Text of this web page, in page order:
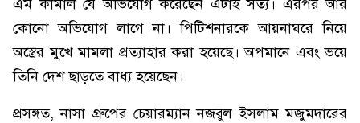
এম কামাল যে অভিযোগ করেছেন এটাই সত্য। এরপর আর
কোনো অভিযোগ লাগে না। পিটিশনারকে আয়নাঘরে নিয়ে
অস্ত্রের মুখে মামলা প্রত্যাহার করা হয়েছে। অপমানে এবং ভয়ে
তিনি দেশ ছাড়তে বাধ্য হয়েছেন।
প্রসঙ্গত, নাসা গ্রুপের চেয়ারম্যান নজরুল ইসলাম মজুমদারের